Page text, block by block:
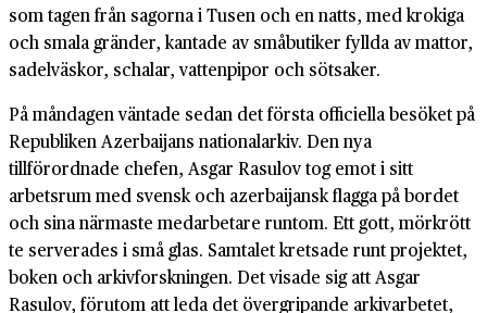
som tagen från sagorna i Tusen och en natts, med krokiga
och smala gränder, kantade av småbutiker fyllda av mattor,
sadelväskor, schalar, vattenpipor och sötsaker.
På måndagen väntade sedan det första officiella besöket på
Republiken Azerbaijans nationalarkiv. Den nya
tillförordnade chefen, Asgar Rasulov tog emot i sitt
arbetsrum med svensk och azerbaijansk flagga på bordet
och sina närmaste medarbetare runtom. Ett gott, mörkrött
te serverades i små glas. Samtalet kretsade runt projektet,
boken och arkivforskningen. Det visade sig att Asgar
Rasulov, förutom att leda det övergripande arkivarbetet,